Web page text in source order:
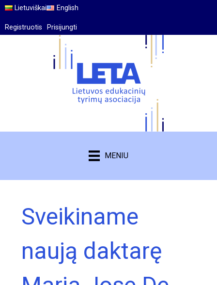
Lietuviškai English
Registruotis Prisijungti
MENIU
Sveikiname
naują daktarę